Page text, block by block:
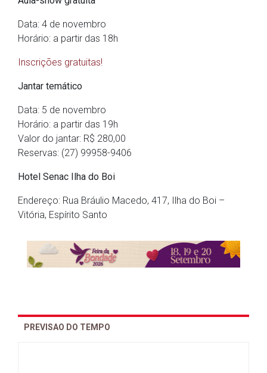
Data: 4 de novembro
Horário: a partir das 18h
Inscrições gratuitas!
Jantar temático
Data: 5 de novembro
Horário: a partir das 19h
Valor do jantar: R$ 280,00
Reservas: (27) 99958-9406
Hotel Senac Ilha do Boi
Endereço: Rua Bráulio Macedo, 417, Ilha do Boi –
Vitória, Espírito Santo
PREVISAO DO TEMPO